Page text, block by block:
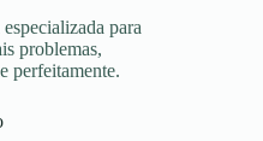
para
problemas,
perfeitamente.